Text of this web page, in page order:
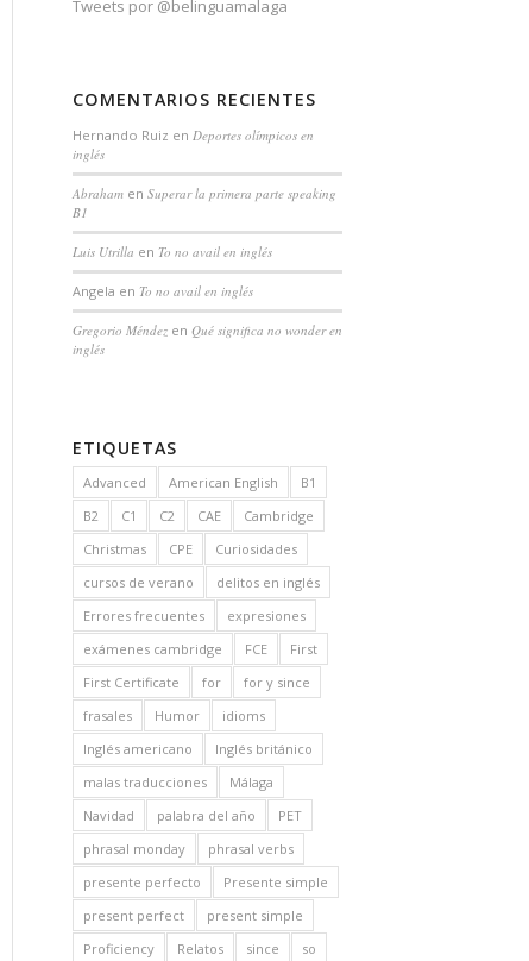
Tweets por @belinguamalaga
COMENTARIOS RECIENTES
Hernando Ruiz en Deportes olímpicos en
inglés
Abrahamen Superar la primera parte speaking
B1
Luis Utrilla en To no avail en inglés
Angela en To no avail en inglés
Gregorio Méndezen Qué significa no wonder en
inglés
ETIQUETAS
Advanced American English
B1
B2
C1 C2 CAE
Cambridge
Christmas
CPE
Curiosidades
cursos de verano
delitos en inglés
Errores frecuentes
expresiones
exámenes cambridge
FCE
First
First Certificate
for
for y since
frasales
Humor
idioms
Inglés americano
Inglés británico
malas traducciones
Málaga
Navidad
palabra del año
PET
phrasal monday
phrasal verbs
presente perfecto
Presente simple
present perfect
present simple
Proficiency
Relatos since
so